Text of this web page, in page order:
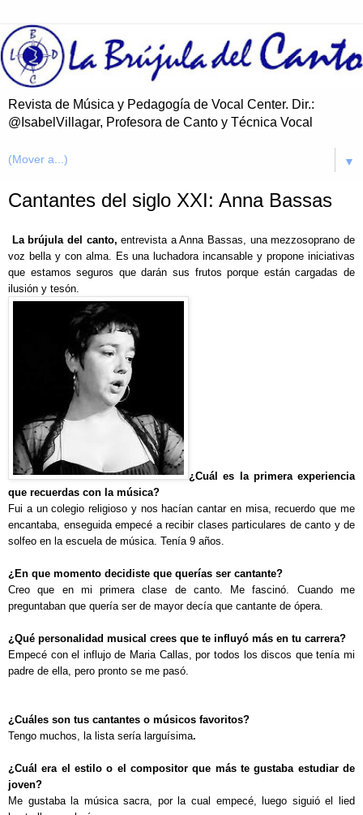
Revista de Música y Pedagogía de Vocal Center. Dir.:
@IsabelVillagar, Profesora de Canto y Técnica Vocal
▼
Cantantes del siglo XXI: Anna Bassas
La brújula del canto,entrevista a Anna Bassas, una mezzosoprano de
voz bella y con alma. Es una luchadora incansable y propone iniciativas
que estamos seguros que darán sus frutos porque están cargadas de
ilusión y tesón.
¿Cuál es la primera experiencia
que recuerdas con la música?
Fui a un colegio religioso y nos hacían cantar en misa, recuerdo que me
encantaba, enseguida empecé a recibir clases particulares de canto y de
solfeo en la escuela de música. Tenía 9 años.
¿En que momento decidiste que querías ser cantante?
Creo que en mi primera clase de canto. Me fascinó. Cuando me
preguntaban que quería ser de mayor decía que cantante de ópera.
¿Qué personalidad musical crees que te influyó más en tu carrera?
Empecé con el influjo de Maria Callas, por todos los discos que tenía mi
padre de ella, pero pronto se me pasó.
¿Cuáles son tus cantantes o músicos favoritos?
Tengo muchos, la lista sería larguísima.
¿Cuál era el estilo o el compositor que más te gustaba estudiar de
joven?
Me gustaba la música sacra, por la cual empecé, luego siguió el lied